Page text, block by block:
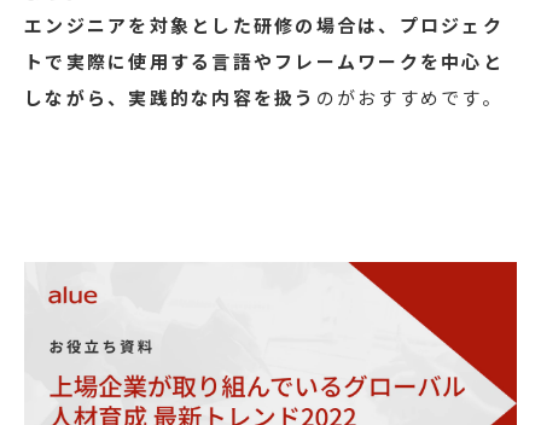
エンジニアを対象とした研修の場合は、プロジェク
トで実際に使用する言語やフレームワークを中心と
しながら、実践的な内容を扱う のがおすすめです。